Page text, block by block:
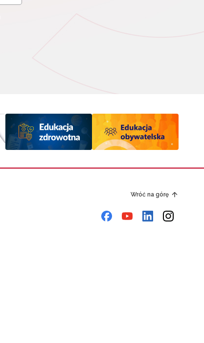
Wróć na górę